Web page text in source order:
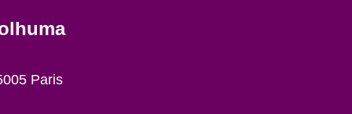
Paris